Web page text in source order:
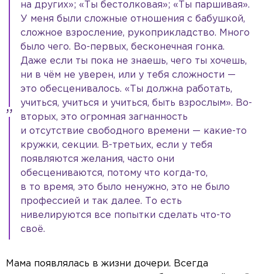
на других»; «Ты бестолковая»; «Ты паршивая».
У меня были сложные отношения с бабушкой,
сложное взросление, рукоприкладство. Много
было чего. Во-первых, бесконечная гонка.
Даже если ты пока не знаешь, чего ты хочешь,
ни в чём не уверен, или у тебя сложности —
это обесценивалось. «Ты должна работать,
учиться, учиться и учиться, быть взрослым». Во-
вторых, это огромная загнанность
и отсутствие свободного времени — какие-то
кружки, секции. В-третьих, если у тебя
появляются желания, часто они
обесцениваются, потому что когда-то,
в то время, это было ненужно, это не было
профессией и так далее. То есть
нивелируются все попытки сделать что-то
своё.
Мама появлялась в жизни дочери. Всегда